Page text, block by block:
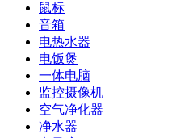
鼠标
音箱
电热水器
电饭煲
一体电脑
监控摄像机
空气净化器
净水器